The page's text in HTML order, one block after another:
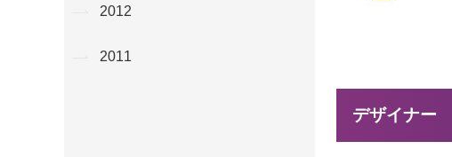
デザイナー
2012
2011